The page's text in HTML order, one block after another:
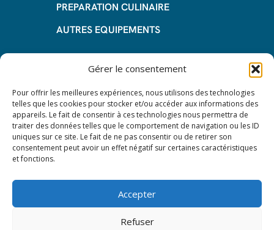
Gérer le consentement
Pour offrir les meilleures expériences, nous utilisons des technologies
telles que les cookies pour stocker et/ou accéder aux informations des
appareils. Le fait de consentir à ces technologies nous permettra de
traiter des données telles que le comportement de navigation ou les ID
uniques sur ce site. Le fait de ne pas consentir ou de retirer son
consentement peut avoir un effet négatif sur certaines caractéristiques
et fonctions.
Accepter
Refuser
PREPARATION CULINAIRE
AUTRES EQUIPEMENTS
Informations
Questions fréquentes
Les avantages de la LOA
Les étapes du leasing de matériel
de restauration
Mentions Légales
Protection des données – RGPD